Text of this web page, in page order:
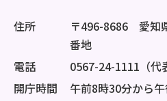
住所
〒496-8686 愛知
番地
電話
0567-24-1111（代
開庁時間
午前8時30分から